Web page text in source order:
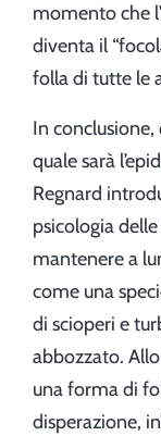
momento che
diventa il
folla di tutte le
In
quale sarà
Regnard
psicologia
mantenere a
come una
di scioperi e
abbozzato.
una forma di
disperazione,